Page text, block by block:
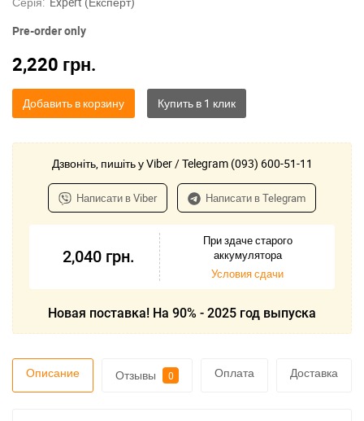
Pre-order only
2,220 грн.
Добавить в корзину
Дзвоніть, пишіть у Viber / Telegram (093) 600-51-11
Написати в Viber Написати в Telegram
2,040 грн.
При здаче старого
аккумулятора
Условия сдачи
Новая поставка! На 90% - 2025 год выпуска
Описание Отзывы 0 Оплата Доставка